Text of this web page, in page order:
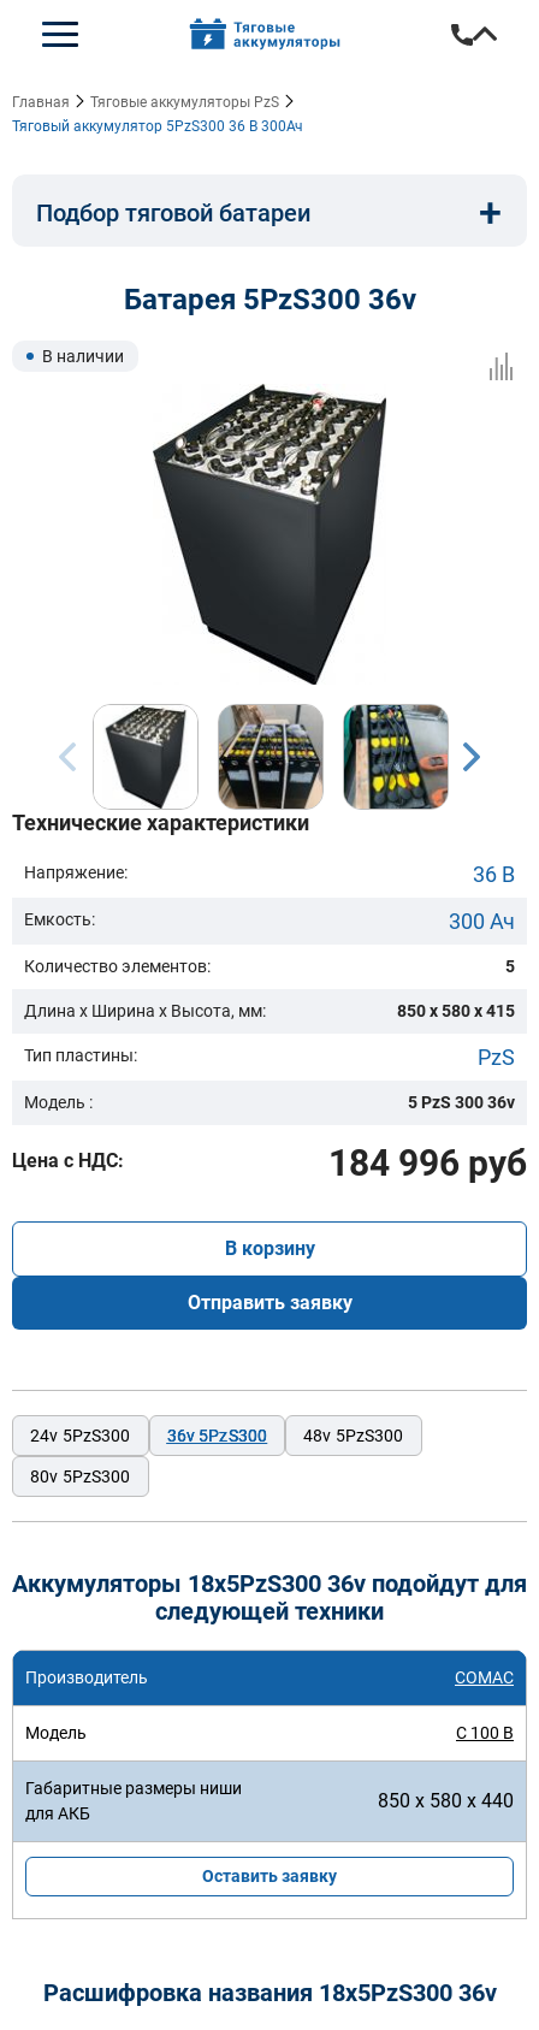
Главная
Тяговые аккумуляторы PzS
Тяговый аккумулятор 5PzS300 36 В 300Ач
Подбор тяговой батареи
Тип:
Высота, мм:
Модель:
Сначала выберите бренд
Очистить подбор
+
Батарея 5PzS300 36v
В наличии
Технические характеристики
Напряжение: 36 В
Емкость: 300 Ач
Количество элементов: 5
Длина х Ширина х Высота, мм: 850 x 580 x 415
Тип пластины: PzS
Модель : 5 PzS 300 36v
Цена с НДС: 184 996 руб
В корзину
Отправить заявку
24v 5PzS300 36v 5PzS300 48v 5PzS300
80v 5PzS300
Аккумуляторы 18x5PzS300 36v подойдут для
следующей техники
COMAC
C 100 B
850 x 580 x 440
Оставить заявку
Расшифровка названия 18х5PzS300 36v